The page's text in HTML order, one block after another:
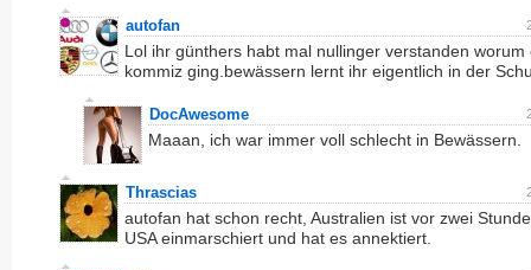
autofan
Lol ihr günthers habt mal nullinger verstanden worum
kommiz ging.bewässern lernt ihr eigentlich in der
DocAwesome
Maaan, ich war immer voll schlecht in Bewässern.
Thrascias
autofan hat schon recht, Australien ist vor zwei
USA einmarschiert und hat es annektiert.